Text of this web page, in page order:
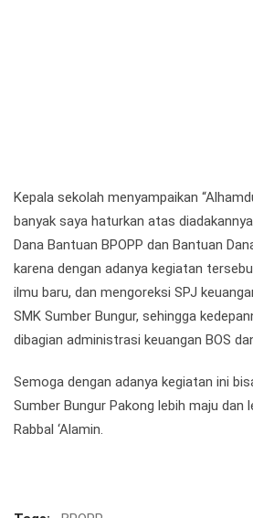
Kepala sekolah menyampaikan
banyak saya haturkan atas
Dana Bantuan BPOPP dan Bantuan
karena dengan adanya kegiatan
ilmu baru, dan mengoreksi SPJ
SMK Sumber Bungur, sehingga
dibagian administrasi keuangan BOS
Semoga dengan adanya kegiatan ini
Sumber Bungur Pakong lebih maju dan
Rabbal ‘Alamin.